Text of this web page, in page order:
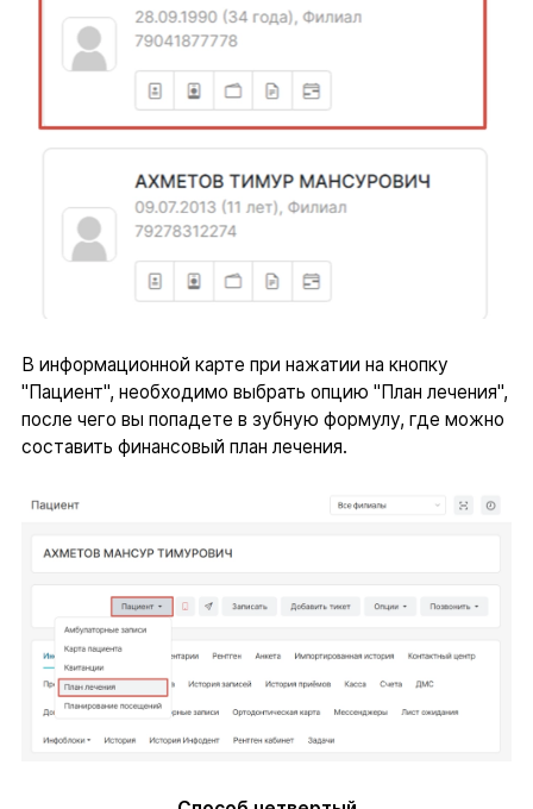
В информационной карте при нажатии на кнопку
"Пациент", необходимо выбрать опцию "План лечения",
после чего вы попадете в зубную формулу, где можно
составить финансовый план лечения.